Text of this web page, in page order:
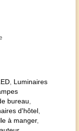
Luminaires
bureau
d'hôtel
à manger,